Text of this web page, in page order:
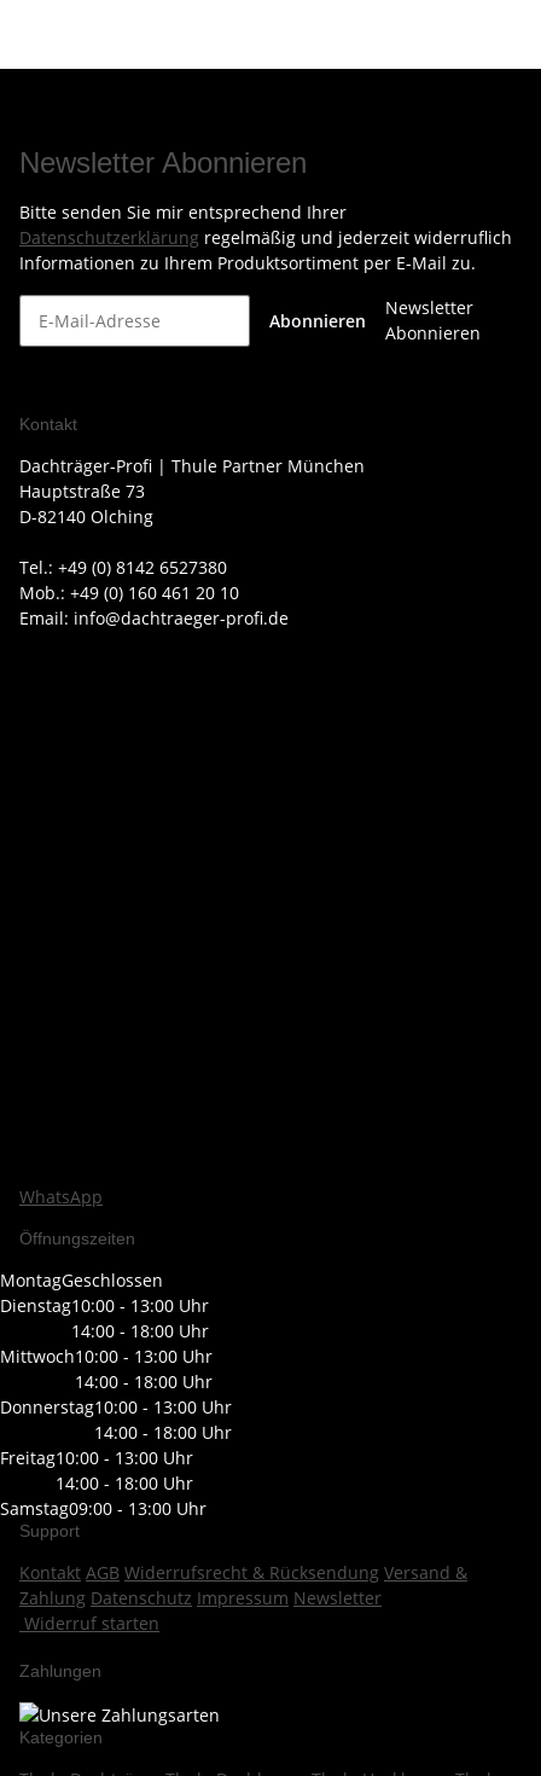
Newsletter Abonnieren
Bitte senden Sie mir entsprechend Ihrer
Datenschutzerklärung regelmäßig und jederzeit widerruflich
Informationen zu Ihrem Produktsortiment per E-Mail zu.
Abonnieren
Newsletter
Abonnieren
Kontakt
Dachträger-Profi | Thule Partner München
Hauptstraße 73
D-82140 Olching
Tel.: +49 (0) 8142 6527380
Mob.: +49 (0) 160 461 20 10
Email: info@dachtraeger-profi.de
WhatsApp
Öffnungszeiten
MontagGeschlossen
Dienstag10:00 - 13:00 Uhr
14:00 - 18:00 Uhr
Mittwoch10:00 - 13:00 Uhr
14:00 - 18:00 Uhr
Donnerstag10:00 - 13:00 Uhr
14:00 - 18:00 Uhr
Freitag10:00 - 13:00 Uhr
14:00 - 18:00 Uhr
Samstag09:00 - 13:00 Uhr
Support
Kontakt AGB Widerrufsrecht & Rücksendung Versand &
Zahlung Datenschutz Impressum Newsletter
Widerruf starten
Zahlungen
Kategorien